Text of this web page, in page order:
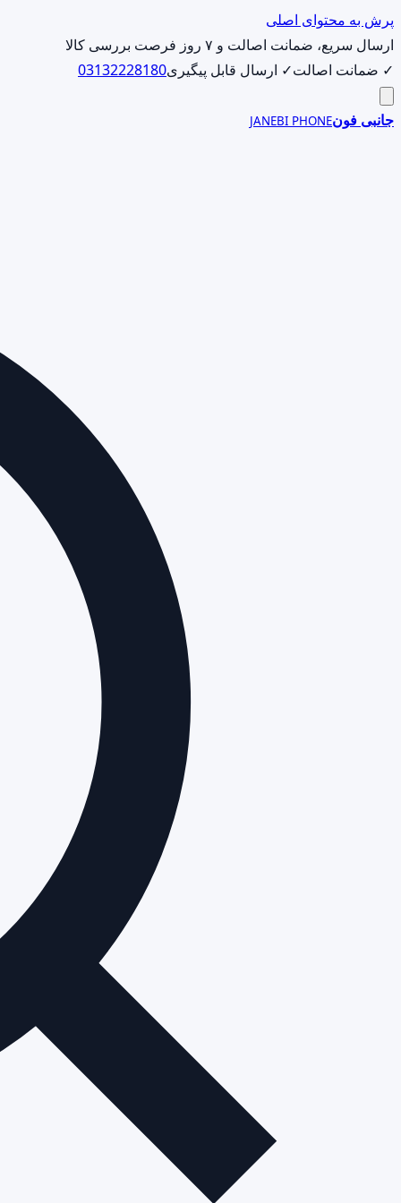
پرش به محتوای اصلی
ارسال سریع، ضمانت اصالت و ۷ روز فرصت بررسی کالا
✓ ضمانت اصالت✓ ارسال قابل پیگیری03132228180
جانبی فونJANEBI PHONE